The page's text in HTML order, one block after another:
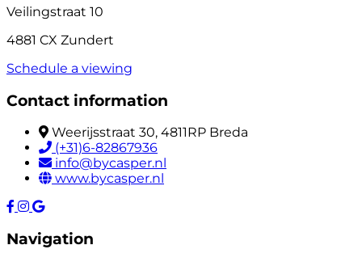
Veilingstraat 10
4881 CX Zundert
Schedule a viewing
Contact information
Weerijsstraat 30, 4811RP Breda
(+31)6-82867936
info@bycasper.nl
www.bycasper.nl
Navigation